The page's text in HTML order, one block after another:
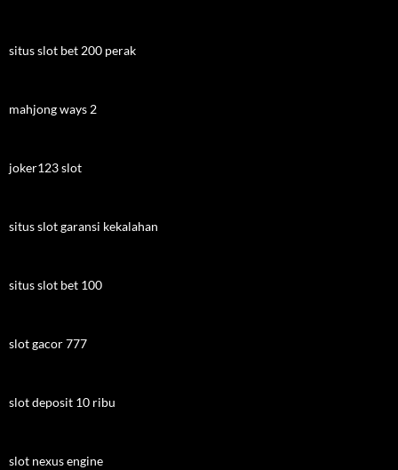
situs slot bet 200 perak
mahjong ways 2
joker123 slot
situs slot garansi kekalahan
situs slot bet 100
slot gacor 777
slot deposit 10 ribu
slot nexus engine